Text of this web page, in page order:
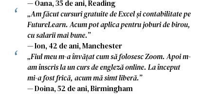
— Oana, 35 de ani, Reading
„Am făcut cursuri gratuite de Excel și contabilitate pe
FutureLearn. Acum pot aplica pentru joburi de birou,
cu salarii mai bune.”
— Ion, 42 de ani, Manchester
„Fiul meu m-a învățat cum să folosesc Zoom. Apoi m-
am înscris la un curs de engleză online. La început
mi-a fost frică, acum mă simt liberă.”
— Doina, 52 de ani, Birmingham